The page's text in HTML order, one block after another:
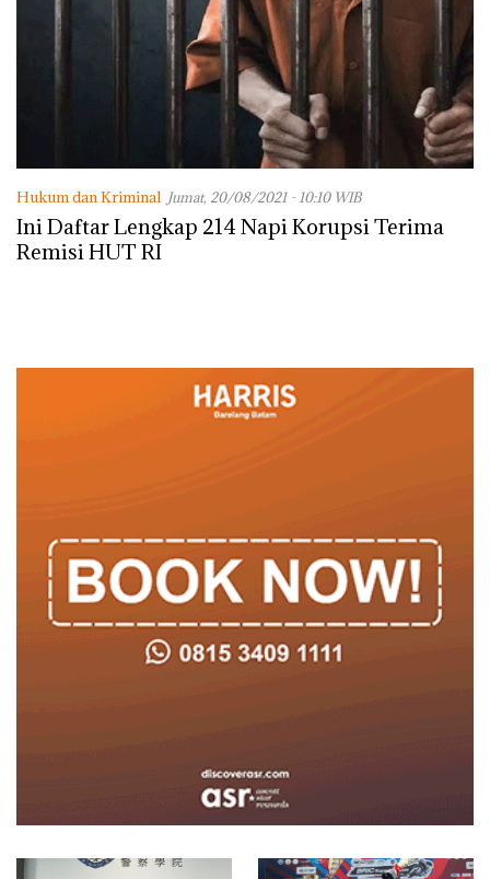
Hukum dan Kriminal Jumat, 20/08/2021 - 10:10 WIB
Ini Daftar Lengkap 214 Napi Korupsi Terima
Remisi HUT RI